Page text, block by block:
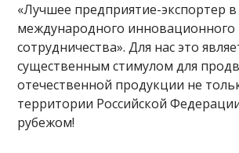
«Лучшее предприятие-экспортер в
международного инновационного
сотрудничества». Для нас это
существенным стимулом для
отечественной продукции не
территории Российской
рубежом!